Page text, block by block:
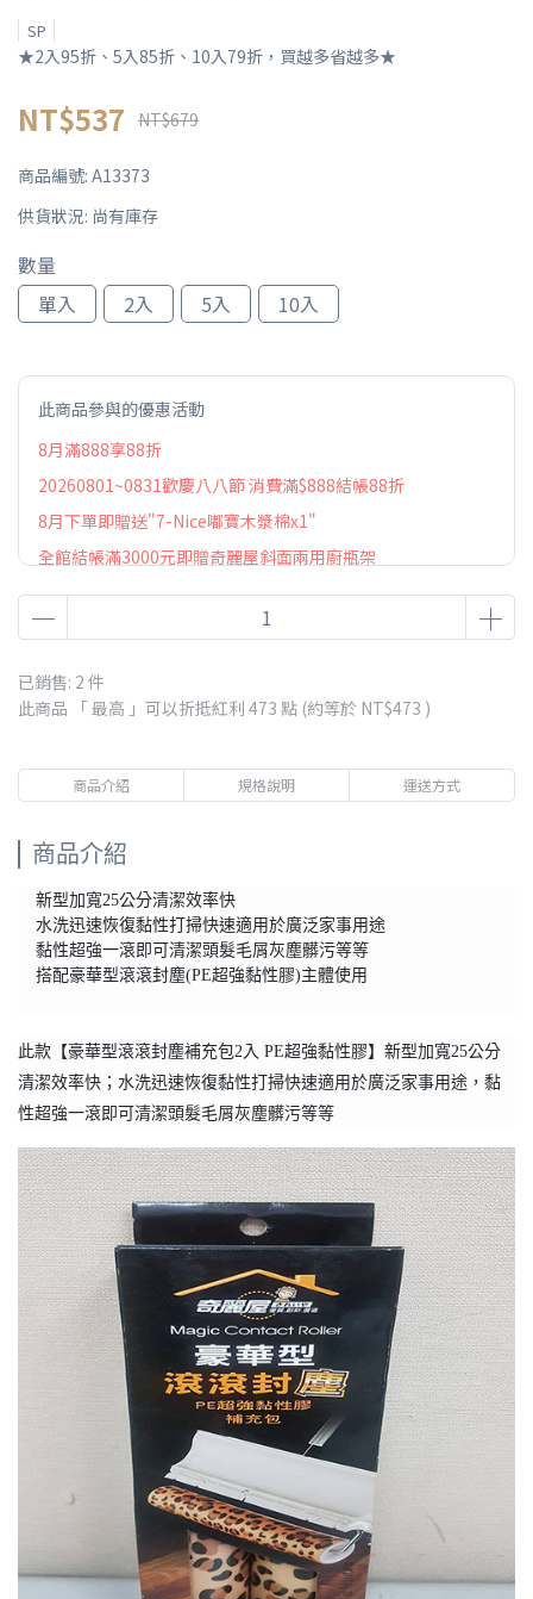
SP
★2入95折、5入85折、10入79折，買越多省越多★
NT$537 NT$679
商品編號: A13373
供貨狀況: 尚有庫存
數量
單入
2入 5入 10入
此商品參與的優惠活動
8月滿888享88折
20260801~0831歡慶八八節 消費滿$888結帳88折
8月下單即贈送"7-Nice嘟寶木漿棉x1"
全館結帳滿3000元即贈奇麗屋斜面兩用廚瓶架
已銷售: 2 件
此商品 「 最高 」可以折抵紅利 473 點 (約等於 NT$473 )
商品介紹 規格說明 運送方式
商品介紹
新型加寬25公分清潔效率快
水洗迅速恢復黏性打掃快速適用於廣泛家事用途
黏性超強一滾即可清潔頭髮毛屑灰塵髒污等等
搭配豪華型滾滾封塵(PE超強黏性膠)主體使用
此款【豪華型滾滾封塵補充包2入 PE超強黏性膠】新型加寬25公分
清潔效率快；水洗迅速恢復黏性打掃快速適用於廣泛家事用途，黏
性超強一滾即可清潔頭髮毛屑灰塵髒污等等